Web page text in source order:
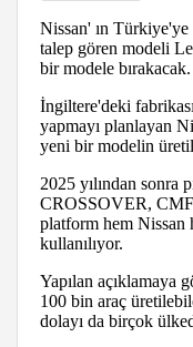
Nissan' ın Türkiye'ye
talep gören modeli
bir modele bırakacak.
İngiltere'deki
yapmayı planlayan
yeni bir modelin
2025 yılından sonra
CROSSOVER,
platform hem Nissan
kullanılıyor.
Yapılan açıklamaya
100 bin araç
dolayı da birçok